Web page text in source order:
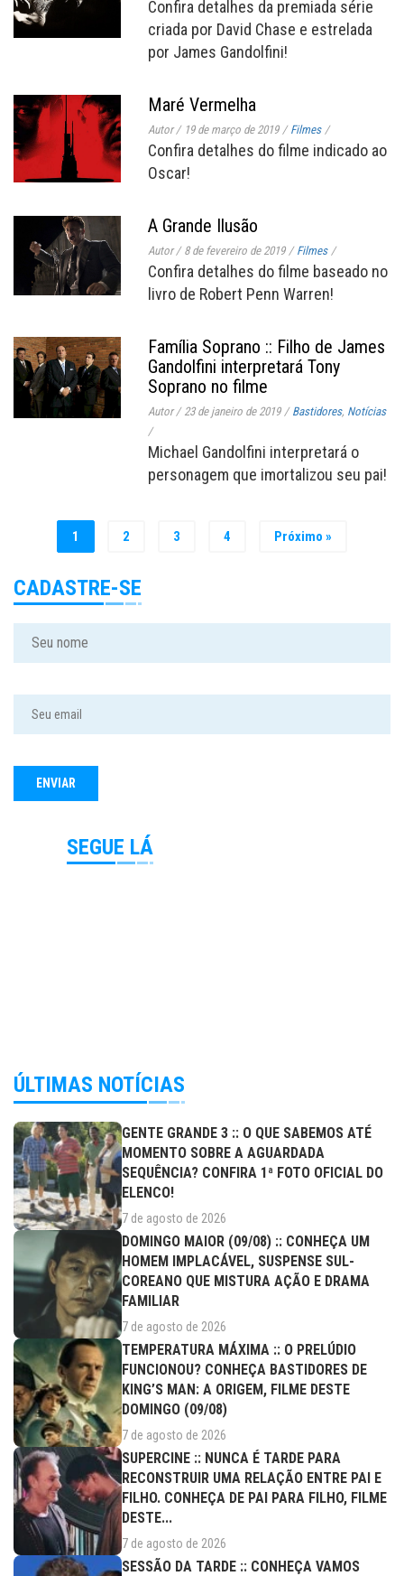
Confira detalhes da premiada série
criada por David Chase e estrelada
por James Gandolfini!
Maré Vermelha
Autor/ 19 de março de 2019 / Filmes /
Confira detalhes do filme indicado ao
Oscar!
A Grande Ilusão
Autor/ 8 de fevereiro de 2019 / Filmes /
Confira detalhes do filme baseado no
livro de Robert Penn Warren!
Família Soprano :: Filho de James
Gandolfini interpretará Tony
Soprano no filme
Autor/ 23 de janeiro de 2019 / Bastidores, Notícias
/
Michael Gandolfini interpretará o
personagem que imortalizou seu pai!
1 2 3 4 Próximo »
CADASTRE-SE
SEGUE LÁ
ÚLTIMAS NOTÍCIAS
GENTE GRANDE 3 :: O QUE SABEMOS ATÉ
MOMENTO SOBRE A AGUARDADA
SEQUÊNCIA? CONFIRA 1ª FOTO OFICIAL DO
ELENCO!
7 de agosto de 2026
DOMINGO MAIOR (09/08) :: CONHEÇA UM
HOMEM IMPLACÁVEL, SUSPENSE SUL-
COREANO QUE MISTURA AÇÃO E DRAMA
FAMILIAR
7 de agosto de 2026
TEMPERATURA MÁXIMA :: O PRELÚDIO
FUNCIONOU? CONHEÇA BASTIDORES DE
KING’S MAN: A ORIGEM, FILME DESTE
DOMINGO (09/08)
7 de agosto de 2026
SUPERCINE :: NUNCA É TARDE PARA
RECONSTRUIR UMA RELAÇÃO ENTRE PAI E
FILHO. CONHEÇA DE PAI PARA FILHO, FILME
DESTE...
7 de agosto de 2026
SESSÃO DA TARDE :: CONHEÇA VAMOS